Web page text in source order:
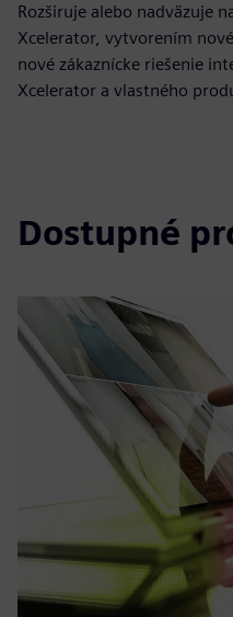
Rozširuje alebo nadväzuje
Xcelerator, vytvorením
nové zákaznícke riešenie
Xcelerator a vlastného
Dostupné